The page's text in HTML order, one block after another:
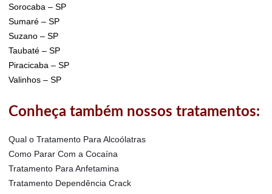
Sorocaba – SP
Sumaré – SP
Suzano – SP
Taubaté – SP
Piracicaba – SP
Valinhos – SP
Conheça também nossos tratamentos:
Qual o Tratamento Para Alcoólatras
Como Parar Com a Cocaína
Tratamento Para Anfetamina
Tratamento Dependência Crack